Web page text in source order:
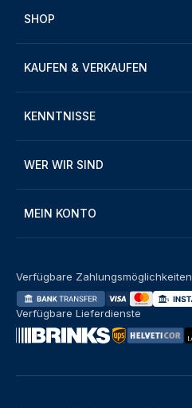
SHOP
KAUFEN & VERKAUFEN
KENNTNISSE
WER WIR SIND
MEIN KONTO
Verfügbare Zahlungsmöglichkeiten
Verfügbare Lieferdienste